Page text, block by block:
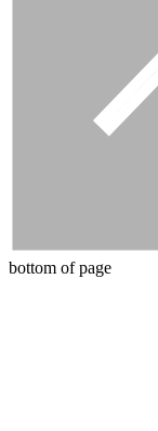
bottom of page